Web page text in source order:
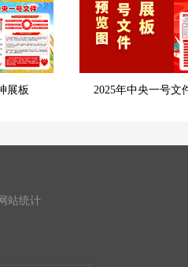
展板 2025年中央一号文
站统计